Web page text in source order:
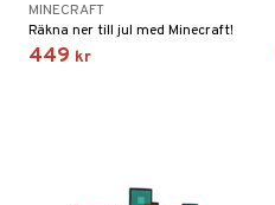
MINECRAFT
Räkna ner till jul med Minecraft!
449 kr